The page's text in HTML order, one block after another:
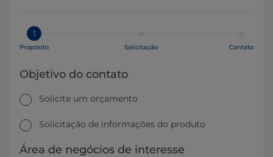
1
Propósito Solicitação Contato
Objetivo do contato
Solicite um orçamento
Solicitação de informações do produto
Área de negócios de interesse